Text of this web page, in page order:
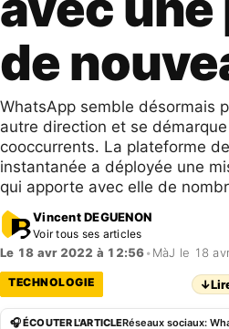
de
WhatsApp semble désormais
autre direction et se
cooccurrents. La plateforme
instantanée a déployée une
qui apporte avec elle de
Vincent DEGUENON
Voir tous ses articles
Le 18 avr 2022 à 12:56• MàJ le 18
TECHNOLOGIE ↓
🎧 ÉCOUTER L'ARTICLE